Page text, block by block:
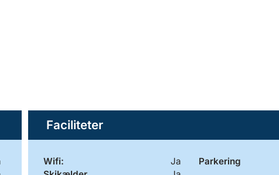
Faciliteter
Wifi:
Ja
Parkering